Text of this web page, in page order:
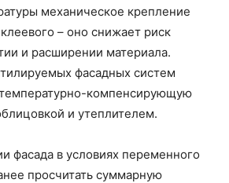
механическое крепление
– оно снижает риск
и расширении материала.
фасадных систем
температурно-компенсирующую
и утеплителем.
фасада в условиях переменного
просчитать суммарную